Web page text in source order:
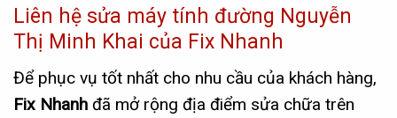
Liên hệ sửa máy tính đường Nguyễn
Thị Minh Khai của Fix Nhanh
Để phục vụ tốt nhất cho nhu cầu của khách hàng,
Fix Nhanh đã mở rộng địa điểm sửa chữa trên